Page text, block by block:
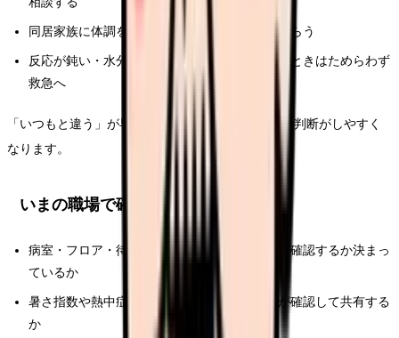
同居家族に体調を崩した人がいるかを伝えてもらう
反応が鈍い・水分がとれない・けいれんがあるときはためらわず
救急へ
「いつもと違う」が早めに共有されると、現場での判断がしやすく
なります。
いまの職場で確認できること
病室・フロア・待合の室温と湿度を、誰がいつ確認するか決まっ
ているか
暑さ指数や熱中症警戒アラートを、どこで誰が確認して共有する
か